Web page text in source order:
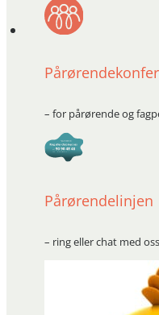
– for pårørende og
Pårørendelinjen
– ring eller chat med oss